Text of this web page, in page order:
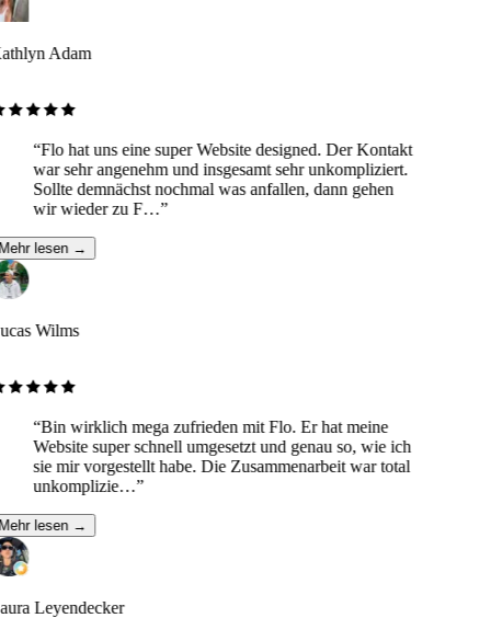
Adam
“Flo hat uns eine super Website designed. Der Kontakt
war sehr angenehm und insgesamt sehr unkompliziert.
Sollte demnächst nochmal was anfallen, dann gehen
wir wieder zu F…”
lesen →
Wilms
“Bin wirklich mega zufrieden mit Flo. Er hat meine
Website super schnell umgesetzt und genau so, wie ich
sie mir vorgestellt habe. Die Zusammenarbeit war total
unkomplizie…”
lesen →
Leyendecker